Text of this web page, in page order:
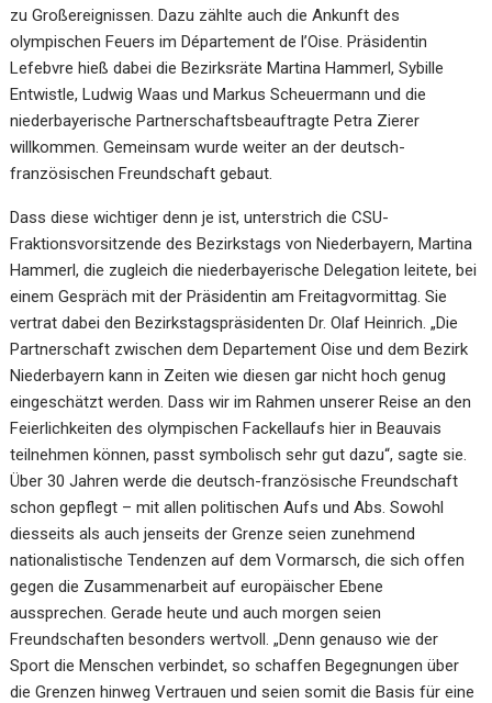
zu Großereignissen. Dazu zählte auch die Ankunft des
olympischen Feuers im Département de l’Oise. Präsidentin
Lefebvre hieß dabei die Bezirksräte Martina Hammerl, Sybille
Entwistle, Ludwig Waas und Markus Scheuermann und die
niederbayerische Partnerschaftsbeauftragte Petra Zierer
willkommen. Gemeinsam wurde weiter an der deutsch-
französischen Freundschaft gebaut.
Dass diese wichtiger denn je ist, unterstrich die CSU-
Fraktionsvorsitzende des Bezirkstags von Niederbayern, Martina
Hammerl, die zugleich die niederbayerische Delegation leitete, bei
einem Gespräch mit der Präsidentin am Freitagvormittag. Sie
vertrat dabei den Bezirkstagspräsidenten Dr. Olaf Heinrich. „Die
Partnerschaft zwischen dem Departement Oise und dem Bezirk
Niederbayern kann in Zeiten wie diesen gar nicht hoch genug
eingeschätzt werden. Dass wir im Rahmen unserer Reise an den
Feierlichkeiten des olympischen Fackellaufs hier in Beauvais
teilnehmen können, passt symbolisch sehr gut dazu“, sagte sie.
Über 30 Jahren werde die deutsch-französische Freundschaft
schon gepflegt – mit allen politischen Aufs und Abs. Sowohl
diesseits als auch jenseits der Grenze seien zunehmend
nationalistische Tendenzen auf dem Vormarsch, die sich offen
gegen die Zusammenarbeit auf europäischer Ebene
aussprechen. Gerade heute und auch morgen seien
Freundschaften besonders wertvoll. „Denn genauso wie der
Sport die Menschen verbindet, so schaffen Begegnungen über
die Grenzen hinweg Vertrauen und seien somit die Basis für eine